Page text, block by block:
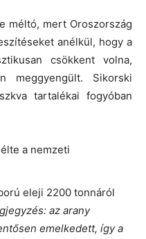
méltó, mert Oroszország
anélkül, hogy a
csökkent volna,
meggyengült. Sikorski
tartalékai fogyóban
a nemzeti
eleji 2200 tonnáról
az arany
emelkedett, így a